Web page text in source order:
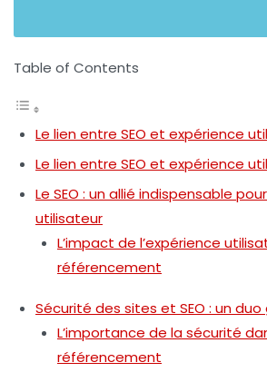
Table of Contents
Le lien entre SEO et expérience
Le lien entre SEO et expérience
Le SEO : un allié indispensable
utilisateur
L’impact de l’expérience
référencement
Sécurité des sites et SEO : un
L’importance de la sécurité
référencement